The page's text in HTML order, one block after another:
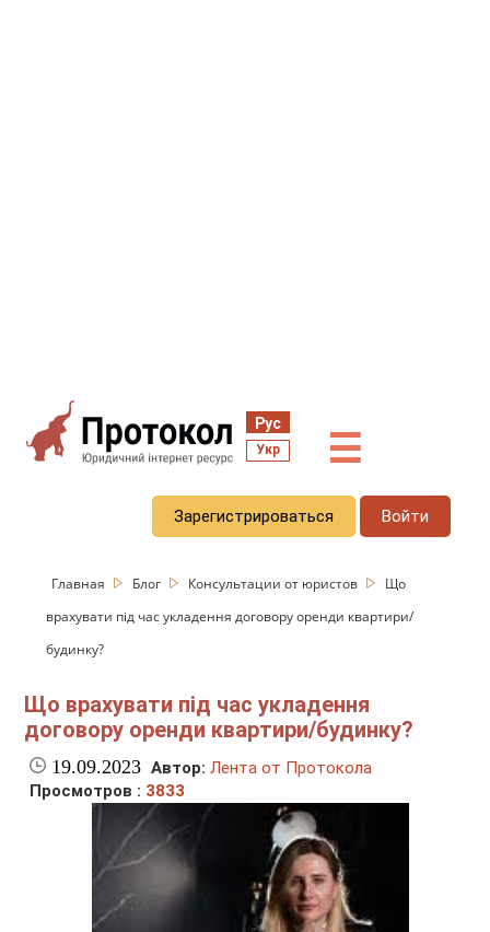
Рус
Укр ☰
Зарегистрироваться Войти
Главная Блог Консультации от юристов
Що
врахувати під час укладення договору оренди квартири/
будинку?
Що врахувати під час укладення
договору оренди квартири/будинку?
19.09.2023 Автор: Лента от Протокола
Просмотров : 3833